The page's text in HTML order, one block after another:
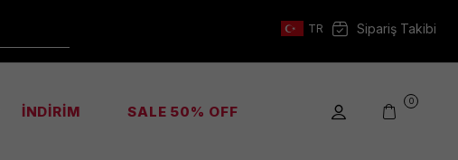
TR Sipariş Takibi
İNDİRİM SALE 50% OFF
0